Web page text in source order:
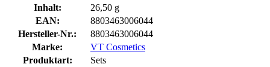
Inhalt:
26,50 g
EAN:
8803463006044
Hersteller-Nr.:
8803463006044
Marke:
VT Cosmetics
Produktart:
Sets